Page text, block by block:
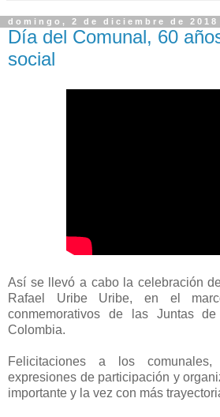
domingo, 2 de diciembre de 2018
Día del Comunal, 60
social
Así se llevó a cabo la celebración
Rafael Uribe Uribe, en el
conmemorativos de las Juntas
Colombia.
Felicitaciones a los
expresiones de participación y
importante y la vez con más